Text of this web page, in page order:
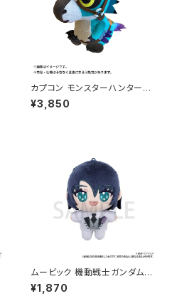
カプコン モンスターハンターワ
イルズ デフォルメぬいぐるみ セ
クレト（新品 在庫品）
¥3,850
ムービック 機動戦士ガンダムSE
ED FREEDOM ぬいパル（ぬい
ぐるみマスコット）/アスラン・ザラ
¥1,870